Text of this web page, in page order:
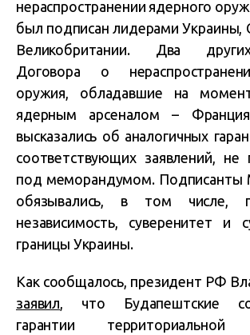
нераспространении ядерного
был подписан лидерами Украины,
Великобритании. Два
Договора о
оружия, обладавшие на
ядерным арсеналом –
высказались об аналогичных
соответствующих заявлений, не
под меморандумом. Подписанты
обязывались, в том числе,
независимость, суверенитет и
границы Украины.
Как сообщалось, президент РФ
заявил, что Будапештские
гарантии территориальной